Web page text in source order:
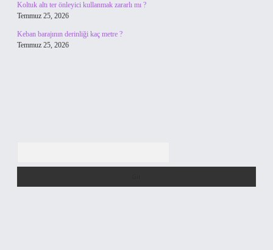
Koltuk altı ter önleyici kullanmak zararlı mı ?
Temmuz 25, 2026
Keban barajının derinliği kaç metre ?
Temmuz 25, 2026